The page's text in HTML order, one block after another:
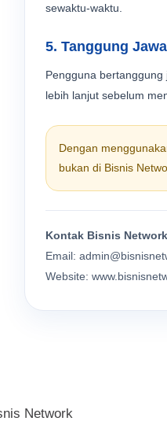
sewaktu-waktu.
5. Tanggung
Pengguna
lebih lanjut sebelum
Dengan
bukan di Bisnis
Kontak Bisnis Network
Email:
Website:
Network